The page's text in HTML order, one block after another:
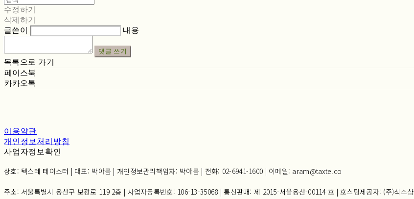
수정하기
삭제하기
글쓴이
내용
댓글 쓰기
목록으로 가기
페이스북
카카오톡
이용약관
개인정보처리방침
사업자정보확인
상호: 텍스테 테이스터 | 대표: 박아름 | 개인정보관리책임자: 박아름 | 전화: 02-6941-1600 | 이메일: aram@taxte.co
주소: 서울특별시 용산구 보광로 119 2층 | 사업자등록번호: 106-13-35068 | 통신판매: 제 2015-서울용산-00114 호 | 호스팅제공자: (주)식스샵